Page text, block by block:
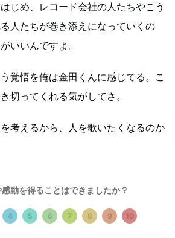
じめ、レコード会社の人たちやこう
人たちが巻き添えになっていくの
いいんですよ。
覚悟を俺は金田くんに感じてる。こ
切ってくれる気がしてさ。
を考えるから、人を歌いたくなるのか
動を得ることはできましたか？
4 5 6 7 8 9 10